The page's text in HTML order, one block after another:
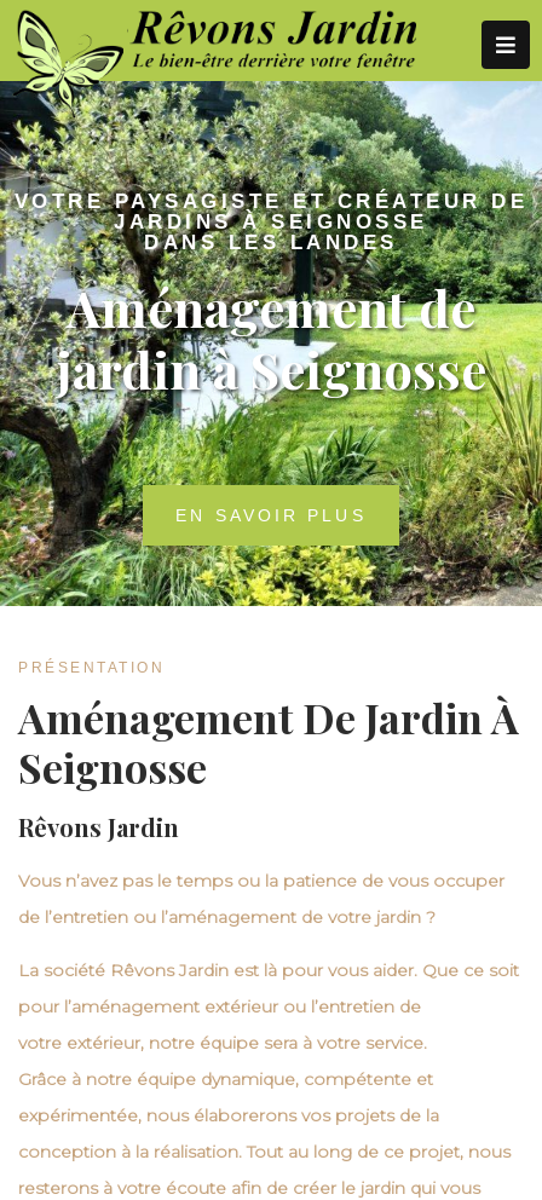
VOTRE PAYSAGISTE ET CRÉATEUR DE
JARDINS À SEIGNOSSE
DANS LES LANDES
Aménagement de
jardin à Seignosse
EN SAVOIR PLUS
PRÉSENTATION
Aménagement De Jardin À
Seignosse
Rêvons Jardin
Vous n’avez pas le temps ou la patience de vous occuper
de l’entretien ou l’aménagement de votre jardin ?
La société Rêvons Jardin est là pour vous aider. Que ce soit
pour l’aménagement extérieur ou l’entretien de
votre extérieur, notre équipe sera à votre service.
Grâce à notre équipe dynamique, compétente et
expérimentée, nous élaborerons vos projets de la
conception à la réalisation. Tout au long de ce projet, nous
resterons à votre écoute afin de créer le jardin qui vous